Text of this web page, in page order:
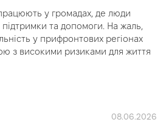
у громадах, де люди
підтримки та допомоги. На жаль,
у прифронтових регіонах
з високими ризиками для життя
08.06.2026